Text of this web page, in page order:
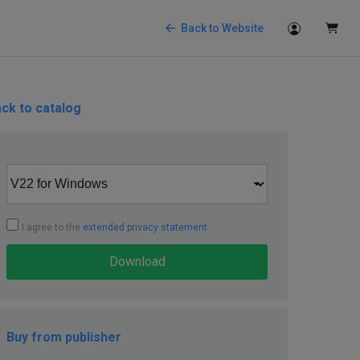
Back to Website
to catalog
I agree to the extended privacy statement
Download
Buy from publisher